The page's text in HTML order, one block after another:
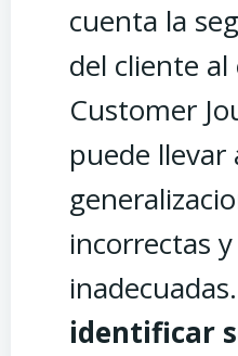
cuenta la
del cliente
Customer
puede llevar
incorrectas
inadecuadas.
identificar